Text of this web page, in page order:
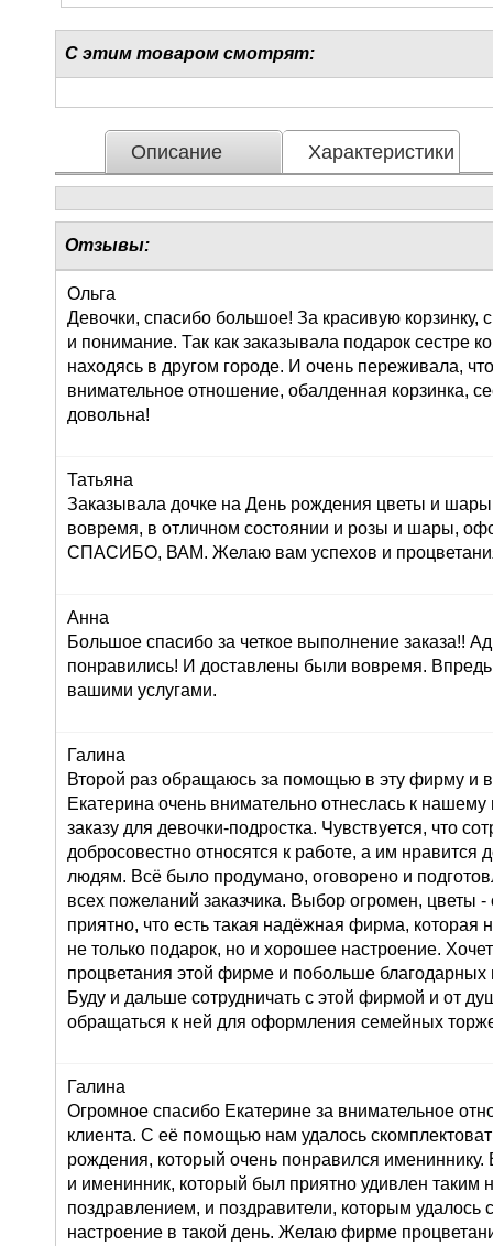
С этим товаром смотрят:
Описание Характеристики
Отзывы:
Ольга
Девочки, спасибо большое! За красивую корзинку,
и понимание. Так как заказывала подарок сестре
находясь в другом городе. И очень переживала,
внимательное отношение, обалденная корзинка,
довольна!
Татьяна
Заказывала дочке на День рождения цветы и
вовремя, в отличном состоянии и розы и шары,
СПАСИБО, ВАМ. Желаю вам успехов и
Анна
Большое спасибо за четкое выполнение заказа!!
понравились! И доставлены были вовремя. Впредь
вашими услугами.
Галина
Второй раз обращаюсь за помощью в эту фирму и
Екатерина очень внимательно отнеслась к
заказу для девочки-подростка. Чувствуется, что
добросовестно относятся к работе, а им нравится
людям. Всё было продумано, оговорено и
всех пожеланий заказчика. Выбор огромен, цветы
приятно, что есть такая надёжная фирма, которая
не только подарок, но и хорошее настроение.
процветания этой фирме и побольше благодарных
Буду и дальше сотрудничать с этой фирмой и от
обращаться к ней для оформления семейных
Галина
Огромное спасибо Екатерине за внимательное
клиента. С её помощью нам удалось
рождения, который очень понравился имениннику.
и именинник, который был приятно удивлен таким
поздравлением, и поздравители, которым удалось
настроение в такой день. Желаю фирме